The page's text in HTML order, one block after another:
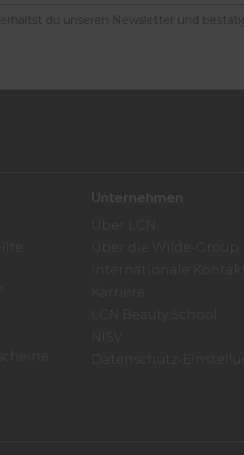
du unseren Newsletter und
Unternehmen
Über LCN
Über die Wilde-Group
Internationale
Karriere
LCN Beauty School
NISV
Datenschutz-